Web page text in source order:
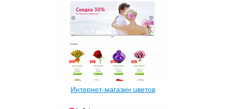
Интернет-магазин цветов